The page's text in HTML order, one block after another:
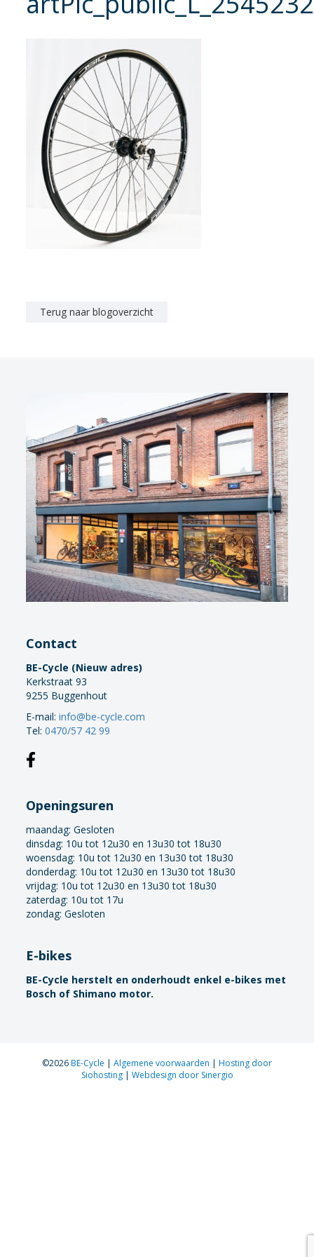
Terug naar blogoverzicht
Contact
BE-Cycle (Nieuw adres)
Kerkstraat 93
9255 Buggenhout
E-mail:info@be-cycle.com
Tel:0470/57 42 99
Openingsuren
maandag:Gesloten
dinsdag: 10u tot 12u30 en 13u30 tot 18u30
woensdag: 10u tot 12u30 en 13u30 tot 18u30
donderdag: 10u tot 12u30 en 13u30 tot 18u30
vrijdag: 10u tot 12u30 en 13u30 tot 18u30
zaterdag: 10u tot 17u
zondag: Gesloten
E-bikes
BE-Cycle herstelt en onderhoudt enkel e-bikes met
Bosch of Shimano motor.
©2026BE-Cycle | Algemene voorwaarden | Hosting door
Siohosting | Webdesign door Sinergio